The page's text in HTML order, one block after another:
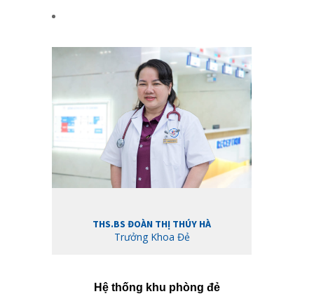
THS.BS ĐOÀN THỊ THÚY HÀ
Trưởng Khoa Đẻ
Hệ thống khu phòng đẻ